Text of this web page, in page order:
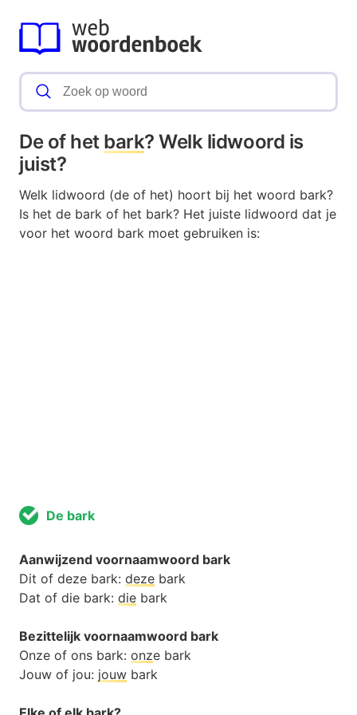
De of het bark? Welk lidwoord is
juist?
Welk lidwoord (de of het) hoort bij het woord bark?
Is het de bark of het bark? Het juiste lidwoord dat je
voor het woord bark moet gebruiken is:
De bark
Aanwijzend voornaamwoord bark
Dit of deze bark: deze bark
Dat of die bark: die bark
Bezittelijk voornaamwoord bark
Onze of ons bark: onze bark
Jouw of jou: jouw bark